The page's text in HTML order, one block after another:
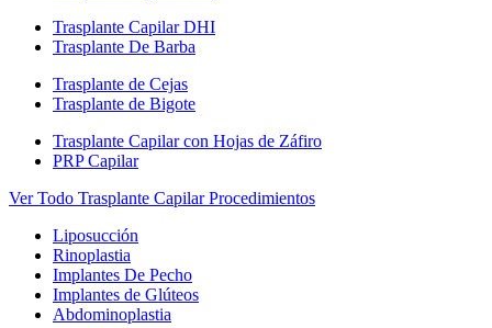
Trasplante Capilar DHI
Trasplante De Barba
Trasplante de Cejas
Trasplante de Bigote
Trasplante Capilar con Hojas de Záfiro
PRP Capilar
Ver Todo Trasplante Capilar Procedimientos
Liposucción
Rinoplastia
Implantes De Pecho
Implantes de Glúteos
Abdominoplastia